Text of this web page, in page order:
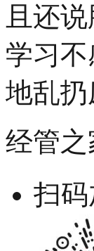
且还
学习
地乱
经管之
扫码